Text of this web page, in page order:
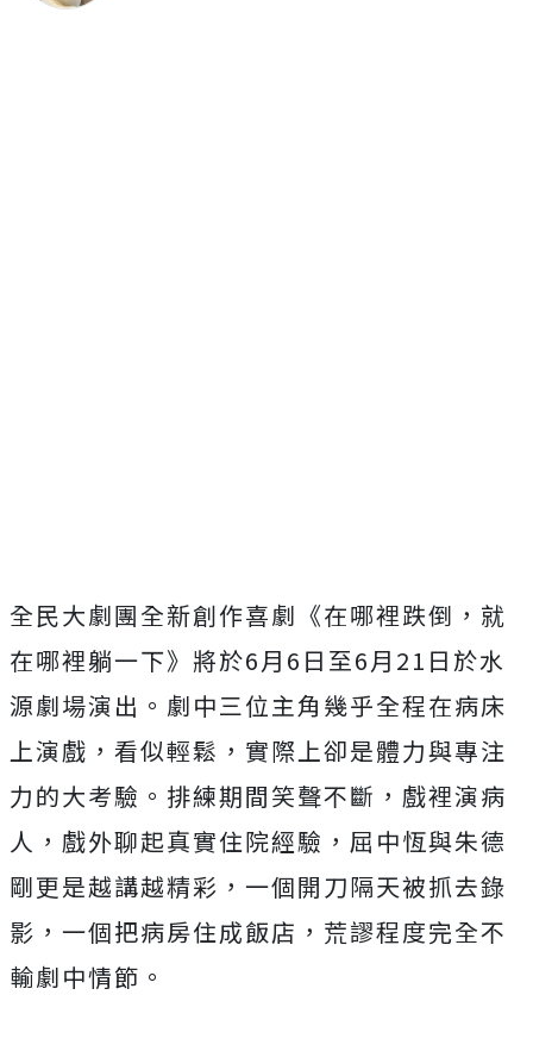
全民大劇團全新創作喜劇《在哪裡跌倒，就
在哪裡躺一下》將於6月 6 日至6月 21 日於水
源劇場演出。劇中三位主角幾乎全程在病床
上演戲，看似輕鬆，實際上卻是體力與專注
力的大考驗。排練期間笑聲不斷，戲裡演病
人，戲外聊起真實住院經驗，屈中恆與朱德
剛更是越講越精彩，一個開刀隔天被抓去錄
影，一個把病房住成飯店，荒謬程度完全不
輸劇中情節。